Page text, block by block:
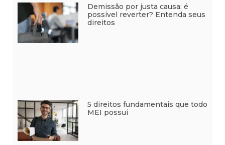
Demissão por justa causa: é
possível reverter? Entenda seus
direitos
5 direitos fundamentais que todo
MEI possui